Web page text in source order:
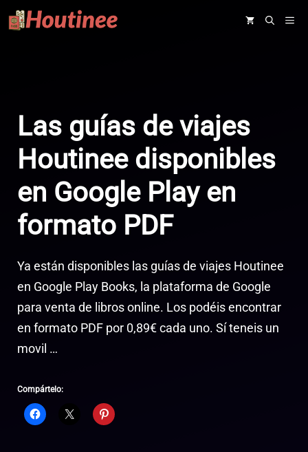
Saltar
al
Las guías de viajes
Houtinee disponibles
en Google Play en
formato PDF
Ya están disponibles las guías de viajes Houtinee
en Google Play Books, la plataforma de Google
para venta de libros online. Los podéis encontrar
en formato PDF por 0,89€ cada uno. Sí teneis un
movil …
Compártelo: